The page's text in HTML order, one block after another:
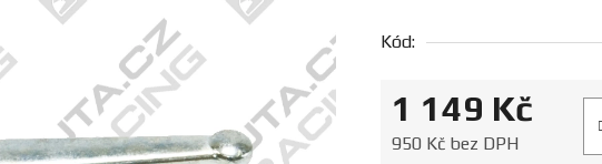
Kód:
1 149 Kč
950 Kč bez DPH